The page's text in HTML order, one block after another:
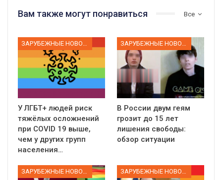
Все
Вам также могут понравиться
У ЛГБТ+ людей риск
тяжёлых осложнений
при COVID 19 выше,
чем у других групп
населения…
В России двум геям
грозит до 15 лет
лишения свободы:
обзор ситуации